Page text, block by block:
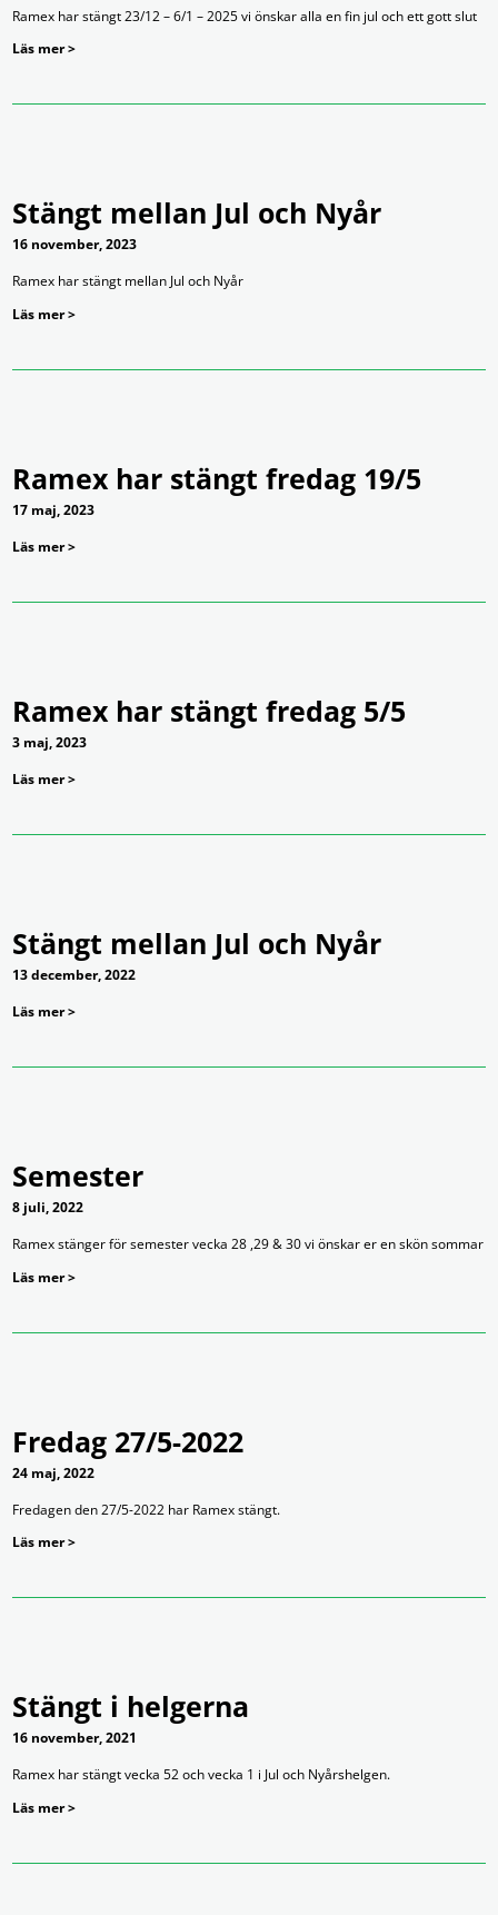
Ramex har stängt 23/12 – 6/1 – 2025 vi önskar alla en fin jul och ett gott slut
Läs mer >
Stängt mellan Jul och Nyår
16 november, 2023
Ramex har stängt mellan Jul och Nyår
Läs mer >
Ramex har stängt fredag 19/5
17 maj, 2023
Läs mer >
Ramex har stängt fredag 5/5
3 maj, 2023
Läs mer >
Stängt mellan Jul och Nyår
13 december, 2022
Läs mer >
Semester
8 juli, 2022
Ramex stänger för semester vecka 28 ,29 & 30 vi önskar er en skön sommar
Läs mer >
Fredag 27/5-2022
24 maj, 2022
Fredagen den 27/5-2022 har Ramex stängt.
Läs mer >
Stängt i helgerna
16 november, 2021
Ramex har stängt vecka 52 och vecka 1 i Jul och Nyårshelgen.
Läs mer >